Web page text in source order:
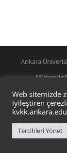
Ankara
Web sitemizde
iyileştiren
Tercihleri Yönet